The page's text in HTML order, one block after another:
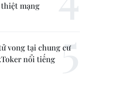
thiệt mạng
vong tại chung cư
nổi tiếng